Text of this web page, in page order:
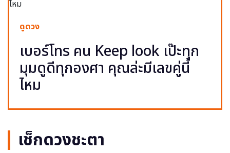
ดูดวง
เบอร์โทร คน Keep look เป๊ะทุก
มุมดูดีทุกองศา คุณล่ะมีเลขคู่นี้
ไหม
เช็กดวงชะตา